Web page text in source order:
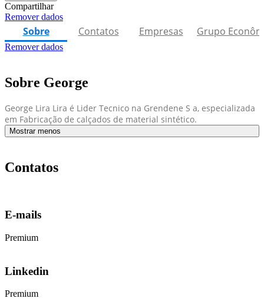
Compartilhar
Remover dados
Sobre Contatos Empresas Grupo
Remover dados
Sobre George
George Lira Lira é Lider Tecnico na Grendene S a, especializada
em Fabricação de calçados de material sintético.
Mostrar menos
Contatos
E-mails
Premium
Linkedin
Premium